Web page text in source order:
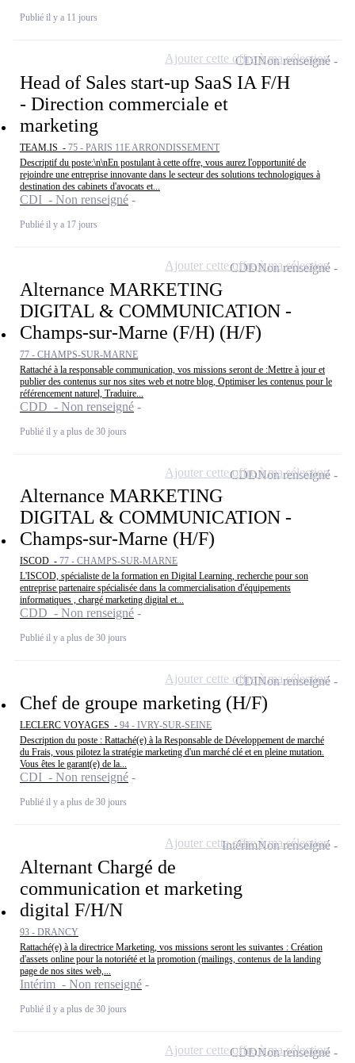
Publié il y a 11 jours
Head of Sales start-up SaaS IA F/H
- Direction commerciale et
marketing
TEAM.IS - 75 - PARIS 11E ARRONDISSEMENT
Descriptif du poste:\n\nEn postulant à cette offre, vous aurez l'opportunité de
rejoindre une entreprise innovante dans le secteur des solutions technologiques à
destination des cabinets d'avocats et...
CDI - Non renseigné
Publié il y a 17 jours
CDINon renseigné
Ajouter cette offre à ma sélection
Alternance MARKETING
DIGITAL & COMMUNICATION -
Champs-sur-Marne (F/H) (H/F)
77 - CHAMPS-SUR-MARNE
Rattaché à la responsable communication, vos missions seront de :Mettre à jour et
publier des contenus sur nos sites web et notre blog, Optimiser les contenus pour le
référencement naturel, Traduire...
CDD - Non renseigné
Publié il y a plus de 30 jours
CDDNon renseigné
Ajouter cette offre à ma sélection
Alternance MARKETING
DIGITAL & COMMUNICATION -
Champs-sur-Marne (H/F)
ISCOD - 77 - CHAMPS-SUR-MARNE
L'ISCOD, spécialiste de la formation en Digital Learning, recherche pour son
entreprise partenaire spécialisée dans la commercialisation d'équipements
informatiques , chargé marketing digital et...
CDD - Non renseigné
Publié il y a plus de 30 jours
CDDNon renseigné
Ajouter cette offre à ma sélection
Chef de groupe marketing (H/F)
LECLERC VOYAGES - 94 - IVRY-SUR-SEINE
Description du poste : Rattaché(e) à la Responsable de Développement de marché
du Frais, vous pilotez la stratégie marketing d'un marché clé et en pleine mutation.
Vous êtes le garant(e) de la...
CDI - Non renseigné
Publié il y a plus de 30 jours
CDINon renseigné
Ajouter cette offre à ma sélection
Alternant Chargé de
communication et marketing
digital F/H/N
93 - DRANCY
Rattaché(e) à la directrice Marketing, vos missions seront les suivantes : Création
d'assets online pour la notoriété et la promotion (mailings, contenus de la landing
page de nos sites web,...
Intérim - Non renseigné
Publié il y a plus de 30 jours
IntérimNon renseigné
Ajouter cette offre à ma sélection
CDDNon renseigné
Ajouter cette offre à ma sélection